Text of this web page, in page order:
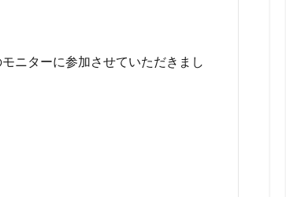
ニターに参加させていただきまし